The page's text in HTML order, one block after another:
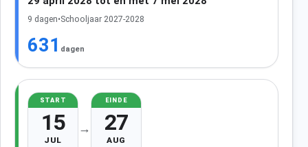
9 dagen•Schooljaar 2027-2028
631 dagen
START
15
JUL
→
EINDE
27
AUG